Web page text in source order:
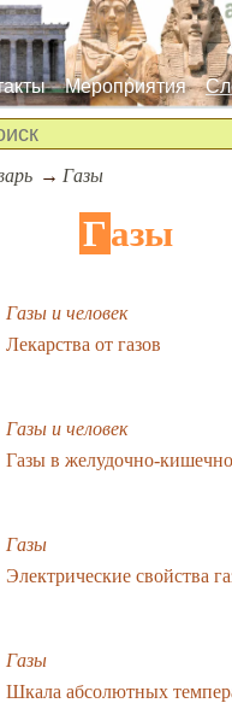
Мероприятия
Газы
Газы
Газы и человек
Лекарства от газов
Газы и человек
Газы в желудочно-
Газы
Электрические свойства
Газы
Шкала абсолютных